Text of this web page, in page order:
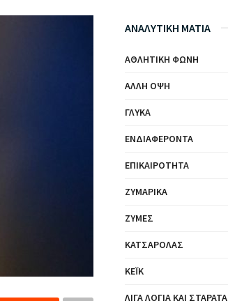
ΑΝΑΛΥΤΙΚΗ ΜΑΤΙΑ
ΑΘΛΗΤΙΚΉ ΦΩΝΉ
ΆΛΛΗ ΌΨΗ
ΓΛΥΚΆ
ΕΝΔΙΑΦΈΡΟΝΤΑ
ΕΠΙΚΑΙΡΌΤΗΤΑ
ΖΥΜΑΡΙΚΆ
ΖΎΜΕΣ
ΚΑΤΣΑΡΌΛΑΣ
ΚΈΙΚ
ΛΊΓΑ ΛΌΓΙΑ ΚΑΙ ΣΤΑΡΆΤΑ